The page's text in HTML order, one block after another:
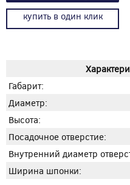
купить в один клик
Габарит:
Диаметр:
Высота:
Посадочное отверстие:
Внутренний диаметр
Ширина шпонки: